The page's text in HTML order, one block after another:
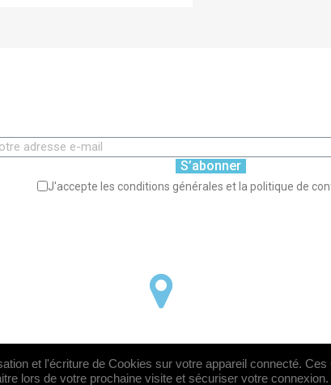
S’abonner
J'accepte les conditions générales et la politique de
et l'écriture de Cookies sur votre appareil connecté.
lors de votre prochaine visite et sécuriser votre